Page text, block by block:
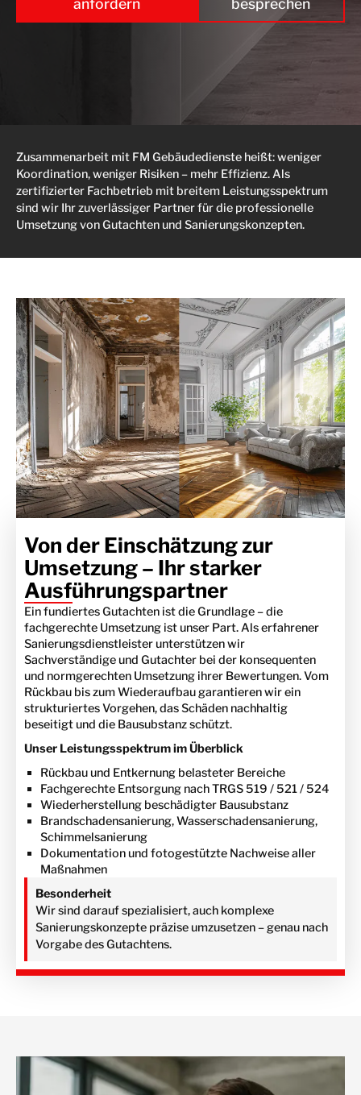
anfordern
besprechen
Zusammenarbeit mit FM Gebäudedienste heißt: weniger
Koordination, weniger Risiken – mehr Effizienz. Als
zertifizierter Fachbetrieb mit breitem Leistungsspektrum
sind wir Ihr zuverlässiger Partner für die professionelle
Umsetzung von Gutachten und Sanierungskonzepten.
Von der Einschätzung zur
Umsetzung – Ihr starker
Ausführungspartner
Ein fundiertes Gutachten ist die Grundlage – die
fachgerechte Umsetzung ist unser Part. Als erfahrener
Sanierungsdienstleister unterstützen wir
Sachverständige und Gutachter bei der konsequenten
und normgerechten Umsetzung ihrer Bewertungen. Vom
Rückbau bis zum Wiederaufbau garantieren wir ein
strukturiertes Vorgehen, das Schäden nachhaltig
beseitigt und die Bausubstanz schützt.
Unser Leistungsspektrum im Überblick
Rückbau und Entkernung belasteter Bereiche
Fachgerechte Entsorgung nach TRGS 519 / 521 / 524
Wiederherstellung beschädigter Bausubstanz
Brandschadensanierung, Wasserschadensanierung,
Schimmelsanierung
Dokumentation und fotogestützte Nachweise aller
Maßnahmen
Besonderheit
Wir sind darauf spezialisiert, auch komplexe
Sanierungskonzepte präzise umzusetzen – genau nach
Vorgabe des Gutachtens.